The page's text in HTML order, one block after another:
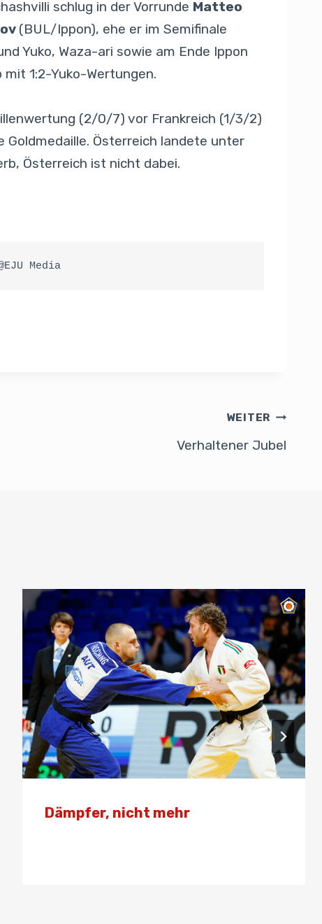
schlug in der Vorrunde Matteo
(BUL/Ippon), ehe er im Semifinale
Yuko, Waza-ari sowie am Ende Ippon
1:2-Yuko-Wertungen.
(2/0/7) vor Frankreich (1/3/2)
Goldmedaille. Österreich landete unter
Österreich ist nicht dabei.
Media
WEITER
Verhaltener Jubel
Dämpfer, nicht mehr